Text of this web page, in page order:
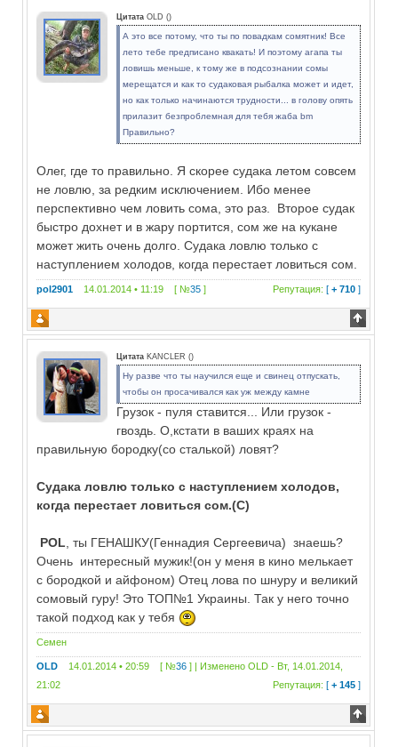
Цитата OLD ()
А это все потому, что ты по повадкам сомятник! Все
лето тебе предписано квакать! И поэтому агапа ты
ловишь меньше, к тому же в подсознании сомы
мерещатся и как то судаковая рыбалка может и идет,
но как только начинаются трудности... в голову опять
прилазит безпроблемная для тебя жаба bm
Правильно?
Олег, где то правильно. Я скорее судака летом совсем
не ловлю, за редким исключением. Ибо менее
перспективно чем ловить сома, это раз. Второе судак
быстро дохнет и в жару портится, сом же на кукане
может жить очень долго. Судака ловлю только с
наступлением холодов, когда перестает ловиться сом.
pol2901 14.01.2014 • 11:19 [ №35 ] Репутация: [+ 710 ]
Цитата KANCLER ()
Ну разве что ты научился еще и свинец отпускать,
чтобы он просачивался как уж между камне
Грузок - пуля ставится... Или грузок -
гвоздь. О,кстати в ваших краях на
правильную бородку(со сталькой) ловят?
Судака ловлю только с наступлением холодов,
когда перестает ловиться сом.(С)
РОL , ты ГЕНАШКУ(Геннадия Сергеевича) знаешь?
Очень интересный мужик!(он у меня в кино мелькает
с бородкой и айфоном) Отец лова по шнуру и великий
сомовый гуру! Это ТОП№1 Украины. Так у него точно
такой подход как у тебя
Семен
OLD 14.01.2014 • 20:59 [ №36 ] | ИзмененоOLD - Вт, 14.01.2014,
21:02
Репутация: [+ 145 ]